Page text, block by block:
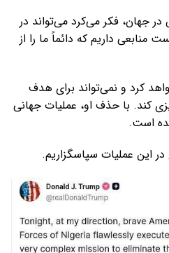
در جهان، فکر می‌کرد می‌تواند در
منابعی داریم که دائماً ما را از
کرد و نمی‌تواند برای هدف
کند. با حذف او، عملیات جهانی
است.
این عملیات سپاسگزاریم.